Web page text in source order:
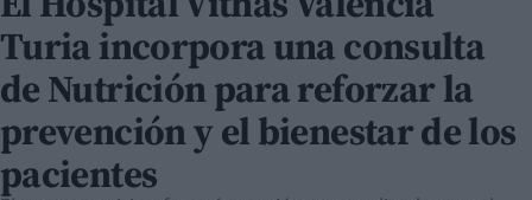
Turia incorpora una consulta
de Nutrición para reforzar la
prevención y el bienestar de los
pacientes